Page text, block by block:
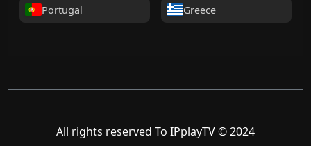
Portugal Greece
All rights reserved To IPplayTV © 2024